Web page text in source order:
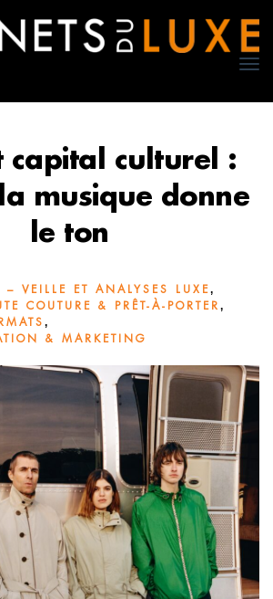
capital culturel :
musique donne
le ton
– VEILLE ET ANALYSES LUXE,
COUTURE & PRÊT-À-PORTER ,
,
& MARKETING